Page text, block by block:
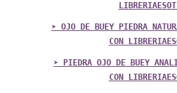
➤ OJO DE BUEY PIEDRA
CON
➤ PIEDRA OJO DE BUEY
CON